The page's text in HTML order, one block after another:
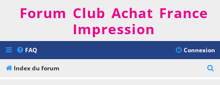
Forum Club Achat France
Impression
FAQ Connexion
Index du forum